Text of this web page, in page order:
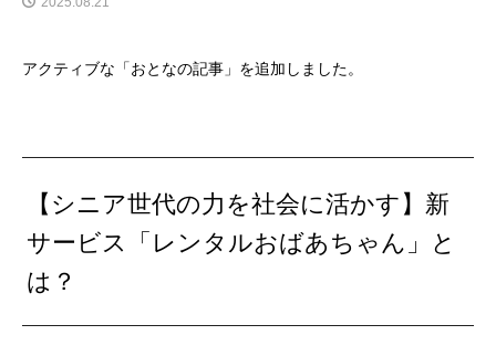
アクティブな「おとなの記事」を追加しました。
【シニア世代の力を社会に活かす】新
サービス「レンタルおばあちゃん」と
は？